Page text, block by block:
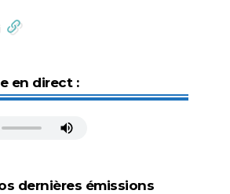
en direct :
dernières émissions